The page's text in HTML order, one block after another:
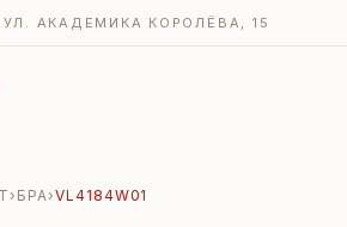
УЛ. АКАДЕМИКА КОРОЛЁВА, 15
› БРА›VL4184W01